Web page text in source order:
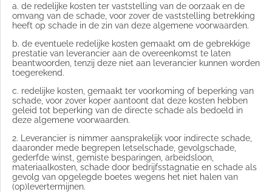
a. de redelijke kosten ter vaststelling van de oorzaak en de
omvang van de schade, voor zover de vaststelling betrekking
heeft op schade in de zin van deze algemene voorwaarden.
b. de eventuele redelijke kosten gemaakt om de gebrekkige
prestatie van leverancier aan de overeenkomst te laten
beantwoorden, tenzij deze niet aan leverancier kunnen worden
toegerekend.
c. redelijke kosten, gemaakt ter voorkoming of beperking van
schade, voor zover koper aantoont dat deze kosten hebben
geleid tot beperking van de directe schade als bedoeld in
deze algemene voorwaarden.
2. Leverancier is nimmer aansprakelijk voor indirecte schade,
daaronder mede begrepen letselschade, gevolgschade,
gederfde winst, gemiste besparingen, arbeidsloon,
materiaalkosten, schade door bedrijfsstagnatie en schade als
gevolg van opgelegde boetes wegens het niet halen van
(op)levertermijnen.